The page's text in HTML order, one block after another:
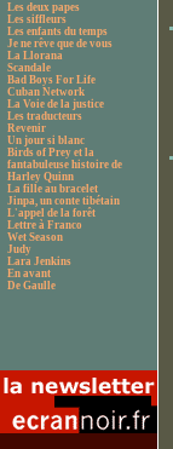
Les deux papes
Les siffleurs
Les enfants du temps
Je ne rêve que de vous
La Llorana
Scandale
Bad Boys For Life
Cuban Network
La Voie de la justice
Les traducteurs
Revenir
Un jour si blanc
Birds of Prey et la
fantabuleuse histoire de
Harley Quinn
La fille au bracelet
Jinpa, un conte tibétain
L'appel de la forêt
Lettre à Franco
Wet Season
Judy
Lara Jenkins
En avant
De Gaulle